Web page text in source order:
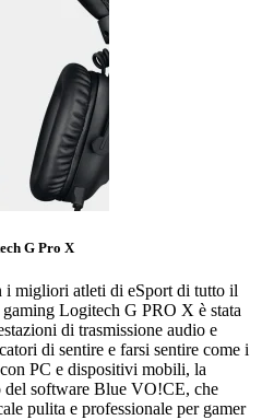
G Pro X
i migliori atleti di eSport di tutto il
Logitech G PRO X è stata
di trasmissione audio e
di sentire e farsi sentire come i
PC e dispositivi mobili, la
del software Blue VO!CE, che
pulita e professionale per gamer